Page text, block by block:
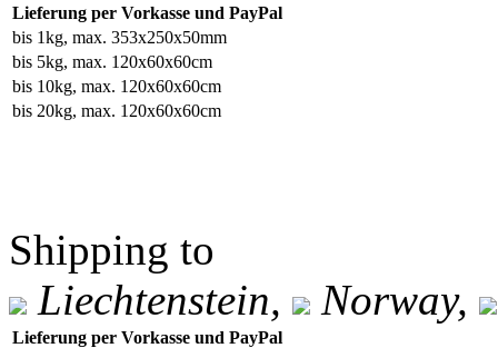
Lieferung per Vorkasse und PayPal
bis 1kg, max. 353x250x50mm
bis 5kg, max. 120x60x60cm
bis 10kg, max. 120x60x60cm
bis 20kg, max. 120x60x60cm
Shipping to
Liechtenstein,
Norway,
Lieferung per Vorkasse und PayPal